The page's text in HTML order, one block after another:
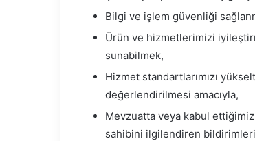
Bilgi ve işlem güvenliği
Ürün ve hizmetlerimizi
sunabilmek,
Hizmet standartlarımızı
değerlendirilmesi amacıyla,
Mevzuatta veya kabul
sahibini ilgilendiren